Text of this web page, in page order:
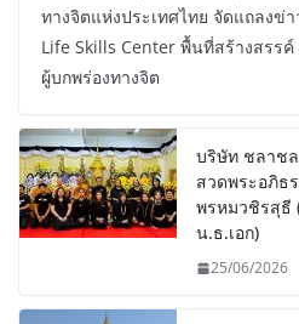
ทางจิตแห่งประเทศไทย จัดแถลงข่
Life Skills Center พื้นที่สร้างสรร
ผู้บกพร่องทางจิต
บริษัท ชลาชล
สวดพระอภิธ
พรหมวชิรสุธี
น.ธ.เอก)
25/06/2026